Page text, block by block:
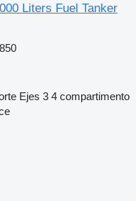
Liters Fuel Tanker
Ejes 3 4 compartimento